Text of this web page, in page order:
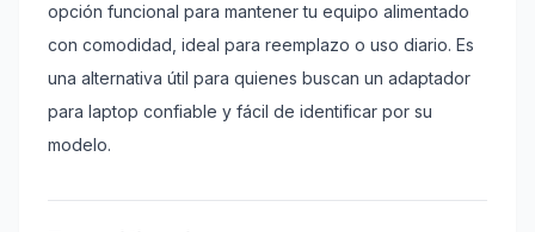
opción funcional para mantener tu equipo alimentado
con comodidad, ideal para reemplazo o uso diario. Es
una alternativa útil para quienes buscan un adaptador
para laptop confiable y fácil de identificar por su
modelo.